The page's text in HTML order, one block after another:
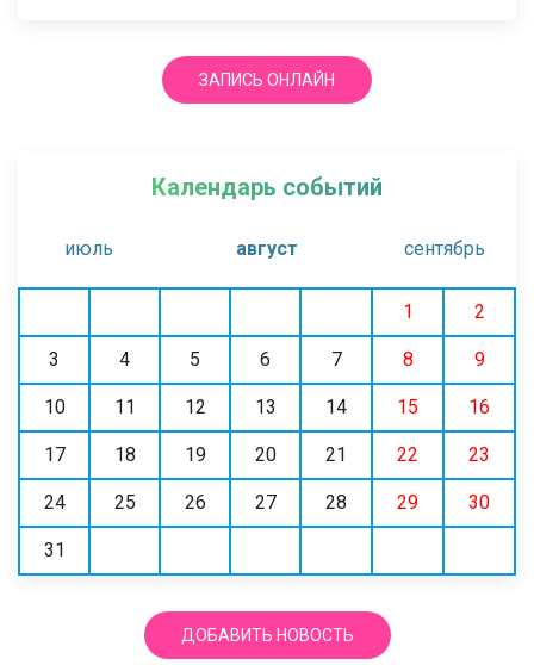
ЗАПИСЬ ОНЛАЙН
Календарь событий
июль август сентябрь
1 2
3 4 5 6 7 8 9
10 11 12 13 14 15 16
17 18 19 20 21 22 23
24 25 26 27 28 29 30
31
ДОБАВИТЬ НОВОСТЬ